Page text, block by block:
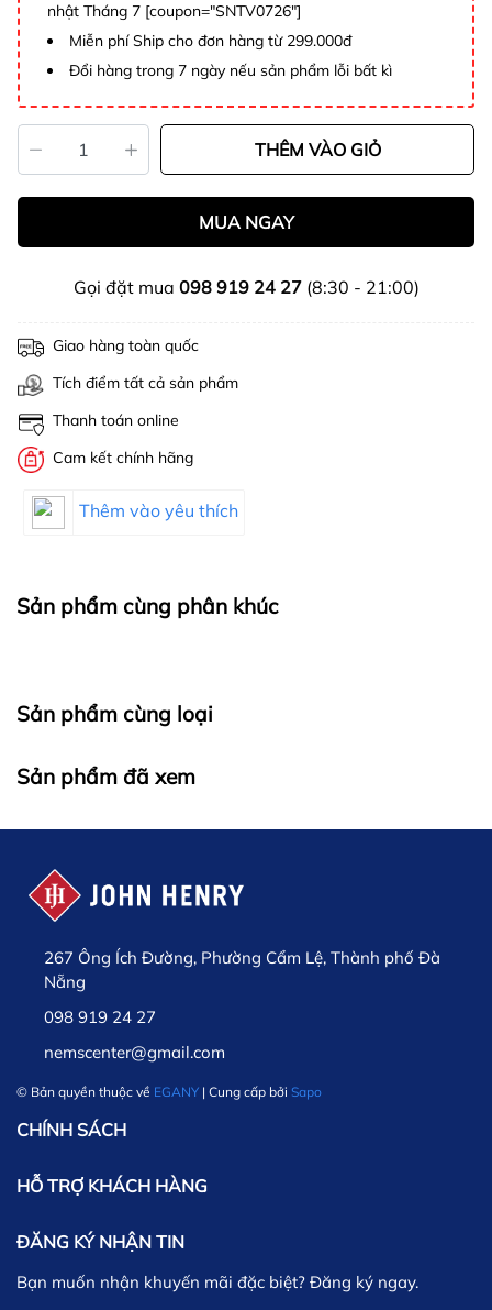
nhật Tháng 7 [coupon="SNTV0726"]
Miễn phí Ship cho đơn hàng từ 299.000đ
Đổi hàng trong 7 ngày nếu sản phẩm lỗi bất kì
THÊM VÀO GIỎ
MUA NGAY
Gọi đặt mua 098 919 24 27(8:30 - 21:00)
Giao hàng toàn quốc
Tích điểm tất cả sản phẩm
Thanh toán online
Cam kết chính hãng
Thêm vào yêu thích
Sản phẩm cùng phân khúc
Sản phẩm cùng loại
Sản phẩm đã xem
267 Ông Ích Đường, Phường Cẩm Lệ, Thành phố Đà
Nẵng
098 919 24 27
nemscenter@gmail.com
© Bản quyền thuộc về EGANY | Cung cấp bởi Sapo
CHÍNH SÁCH
HỖ TRỢ KHÁCH HÀNG
ĐĂNG KÝ NHẬN TIN
Bạn muốn nhận khuyến mãi đặc biệt? Đăng ký ngay.